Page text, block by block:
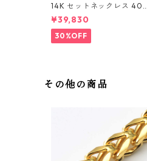
14K セットネックレス 40〜
45cm 1mm
¥39,830
30%OFF
その他の商品